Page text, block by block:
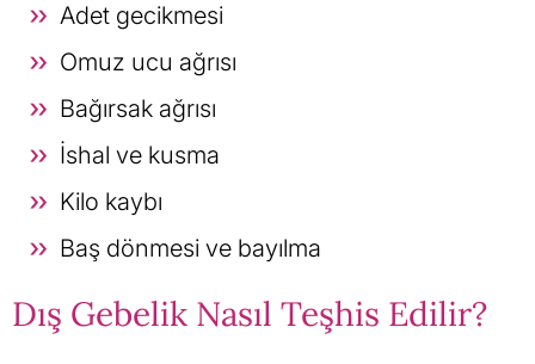
Adet gecikmesi
Omuz ucu ağrısı
Bağırsak ağrısı
İshal ve kusma
Kilo kaybı
Baş dönmesi ve bayılma
Dış Gebelik Nasıl Teşhis Edilir?